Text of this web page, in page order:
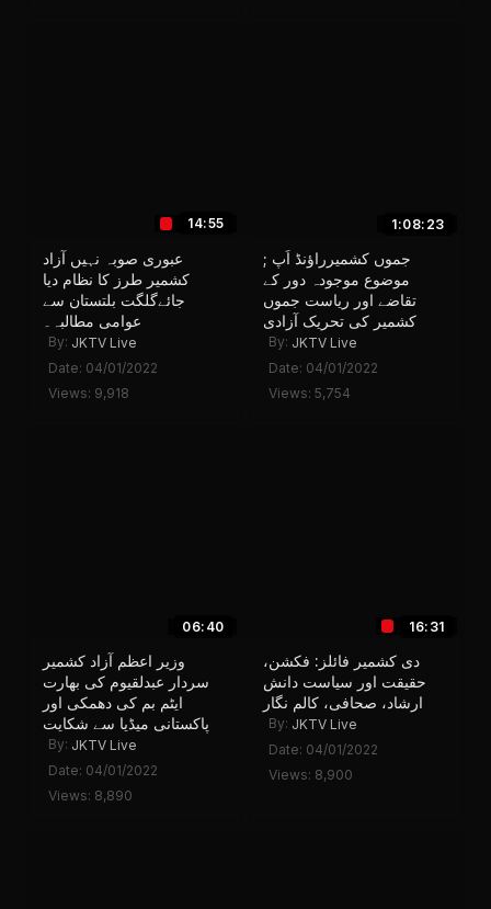
14:55
عبوری صوبہ نہیں آزاد
کشمیر طرز کا نظام دیا
جائےگلگت بلتستان سے
عوامی مطالبہ۔
By: JKTV Live
Date: 04/01/2022
Views: 9,918
1:08:23
جموں کشمیرراؤنڈ اَپ ;
موضوع موجودہ دور کے
تقاضے اور ریاست جموں
کشمیر کی تحریک آزادی
By: JKTV Live
Date: 04/01/2022
Views: 5,754
06:40
وزیر اعظم آزاد کشمیر
سردار عبدلقیوم کی بھارت
ایٹم بم کی دھمکی اور
پاکستانی میڈیا سے شکایت
By: JKTV Live
Date: 04/01/2022
Views: 8,890
16:31
دی کشمیر فائلز: فکشن،
حقیقت اور سیاست دانش
ارشاد، صحافی، کالم نگار
By: JKTV Live
Date: 04/01/2022
Views: 8,900